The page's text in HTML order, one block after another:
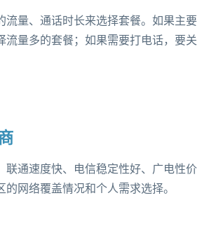
流量、通话时长来选择套餐。如果主要
流量多的套餐；如果需要打电话，要关
联通速度快、电信稳定性好、广电性价
的网络覆盖情况和个人需求选择。